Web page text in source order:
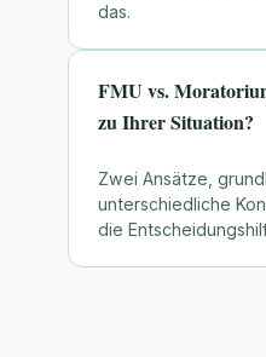
das.
FMU vs.
zu Ihrer Situation?
Zwei Ansätze,
unterschiedliche
die